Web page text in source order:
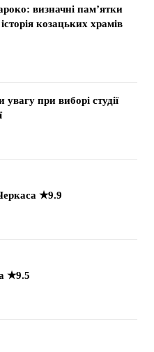
визначні пам’ятки
козацьких храмів
при виборі студії
★9.9
★9.5